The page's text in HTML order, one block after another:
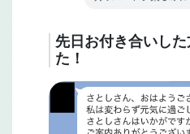
先日お付き合いし
た！